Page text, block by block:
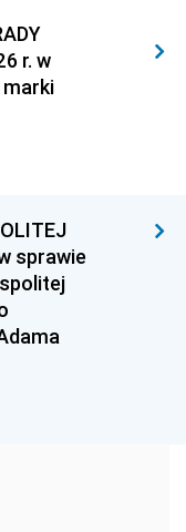
2009
2006
1994
1991
1985
r. w
sprawie